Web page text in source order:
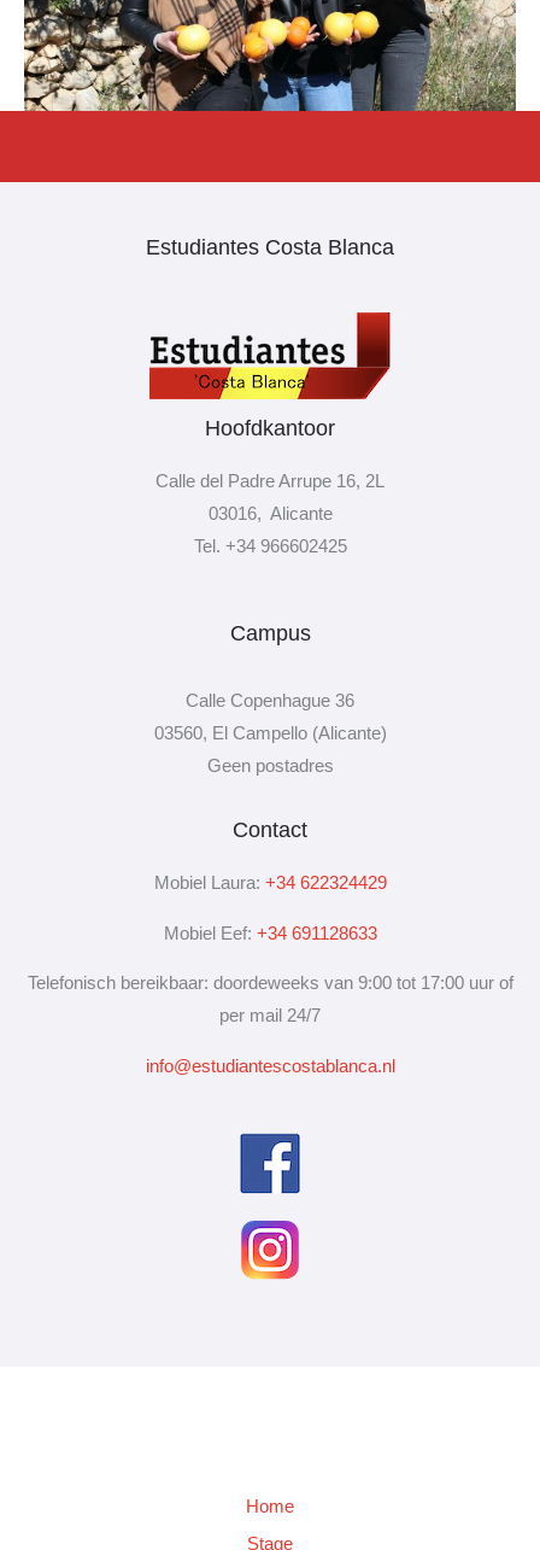
Estudiantes Costa Blanca
Hoofdkantoor
Calle del Padre Arrupe 16, 2L
03016, Alicante
Tel. +34 966602425
Campus
Calle Copenhague 36
03560, El Campello (Alicante)
Geen postadres
Contact
Mobiel Laura: +34 622324429
Mobiel Eef: +34 691128633
Telefonisch bereikbaar: doordeweeks van 9:00 tot 17:00 uur of
per mail 24/7
info@estudiantescostablanca.nl
Home
Stage